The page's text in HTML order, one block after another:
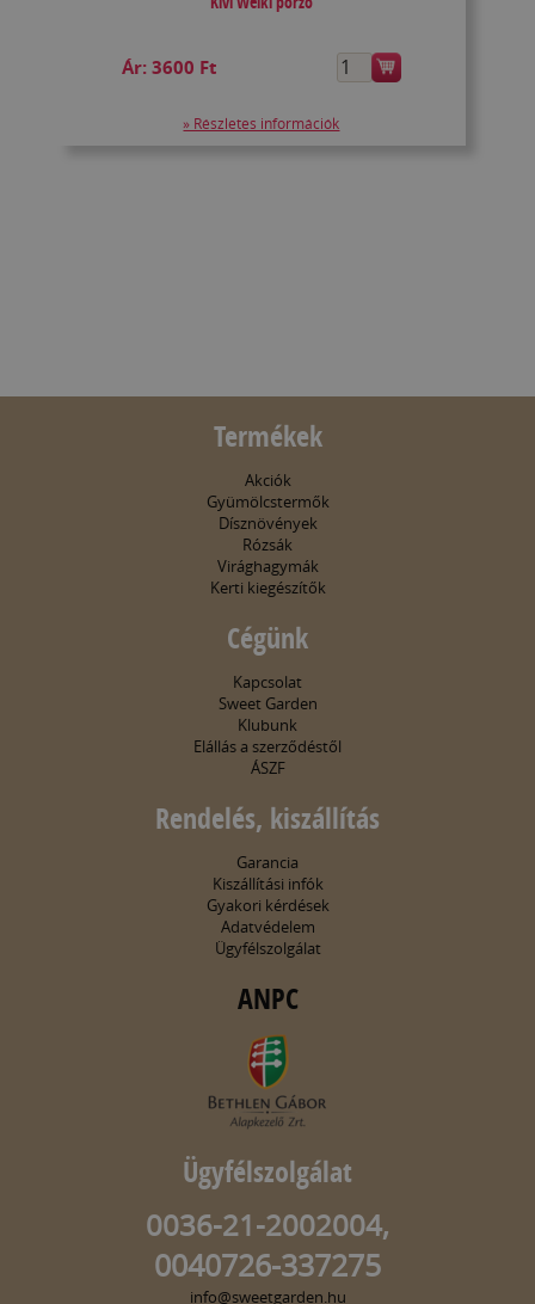
Ár:3600 Ft
» Részletes információk
Termékek
Akciók
Gyümölcstermők
Dísznövények
Rózsák
Virághagymák
Kerti kiegészítők
Cégünk
Kapcsolat
Sweet Garden
Klubunk
Elállás a szerződéstől
ÁSZF
Rendelés, kiszállítás
Garancia
Kiszállítási infók
Gyakori kérdések
Adatvédelem
Ügyfélszolgálat
ANPC
Ügyfélszolgálat
0036-21-2002004,
0040726-337275
info@sweetgarden.hu